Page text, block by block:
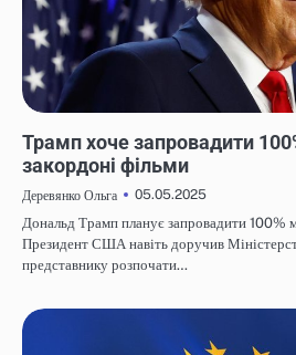
Трамп хоче запровадити
закордоні фільми
Деревянко Ольга
05.05.2025
Дональд Трамп планує запровадити 100%
Президент США навіть доручив
представнику розпочати…